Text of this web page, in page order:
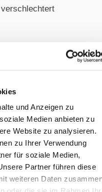
und Anzeigen zu
Medien anbieten zu
Website zu analysieren.
zu Ihrer Verwendung
für soziale Medien,
Partner führen diese
weiteren Daten
/
und